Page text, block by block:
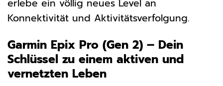
erlebe ein völlig neues Level an
Konnektivität und Aktivitätsverfolgung.
Garmin Epix Pro (Gen 2) – Dein
Schlüssel zu einem aktiven und
vernetzten Leben